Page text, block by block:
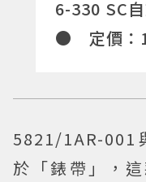
6-330 SC
● 定價：
5821/1AR-
於「錶帶」，